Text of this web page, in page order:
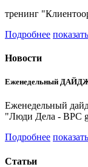
тренинг
Подробнее
Новости
Еженедельный
Еженедельный
"Люди Дела - BPC
Подробнее
Статьи